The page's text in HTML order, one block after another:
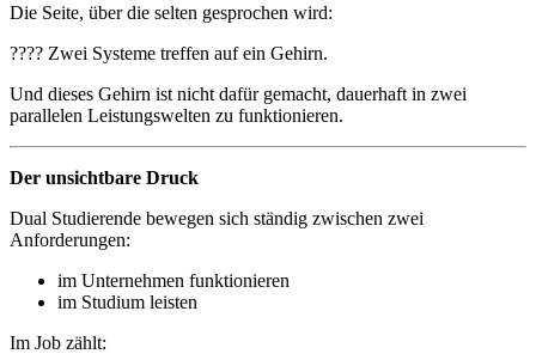
Die Seite, über die selten gesprochen wird:
???? Zwei Systeme treffen auf ein Gehirn.
Und dieses Gehirn ist nicht dafür gemacht, dauerhaft in zwei
parallelen Leistungswelten zu funktionieren.
Der unsichtbare Druck
Dual Studierende bewegen sich ständig zwischen zwei
Anforderungen:
im Unternehmen funktionieren
im Studium leisten
Im Job zählt: